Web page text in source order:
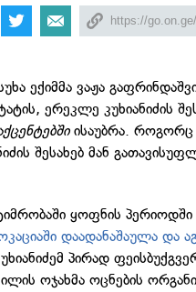
ექიმმა ვაჟა
ერეკლე კუხიანიძის
ისაუბრა. როგორც
შესახებ მან
ყოფნის
დაადანაშაულა და
პირად
ოჯახმა ოცნების